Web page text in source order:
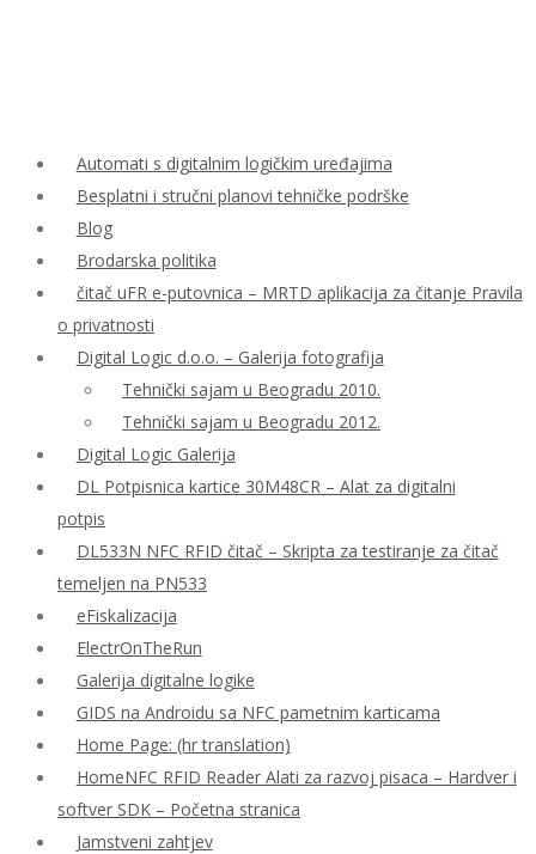
Automati s digitalnim logičkim uređajima
Besplatni i stručni planovi tehničke podrške
Blog
Brodarska politika
čitač uFR e-putovnica – MRTD aplikacija za čitanje Pravila
o privatnosti
Digital Logic d.o.o. – Galerija fotografija
Tehnički sajam u Beogradu 2010.
Tehnički sajam u Beogradu 2012.
Digital Logic Galerija
DL Potpisnica kartice 30M48CR – Alat za digitalni
potpis
DL533N NFC RFID čitač – Skripta za testiranje za čitač
temeljen na PN533
eFiskalizacija
ElectrOnTheRun
Galerija digitalne logike
GIDS na Androidu sa NFC pametnim karticama
Home Page: (hr translation)
HomeNFC RFID Reader Alati za razvoj pisaca – Hardver i
softver SDK – Početna stranica
Jamstveni zahtjev